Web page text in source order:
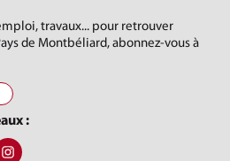
travaux... pour retrouver
de Montbéliard, abonnez-vous à
:
J'aime le Pays de Montbéliard
Pays de Montbéliard
sur X, Pays de Montbéliard
nous sur Instagram, Pays de